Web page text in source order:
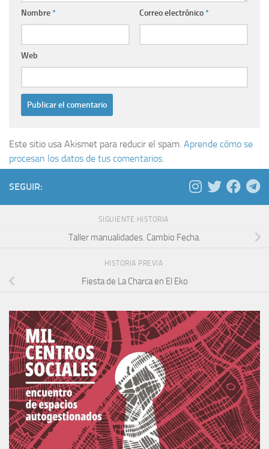
Nombre* Correo electrónico*
Web
Este sitio usa Akismet para reducir el spam. Aprende cómo se
procesan los datos de tus comentarios.
SEGUIR:
SIGUIENTE HISTORIA
Taller manualidades. Cambio Fecha.
HISTORIA PREVIA
Fiesta de La Charca en El Eko